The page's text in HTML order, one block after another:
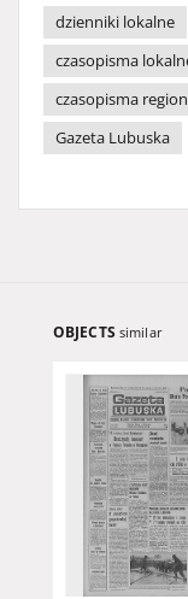
dzienniki lokalne
czasopisma
czasopisma
Gazeta Lubuska
OBJECTS similar